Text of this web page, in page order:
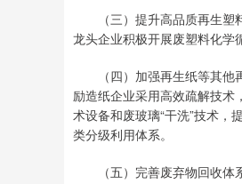
（三）提升高品质再生塑料
龙头企业积极开展废塑料化学
（四）加强再生纸等其他再
励造纸企业采用高效疏解技
术设备和废玻璃“干洗”技术，
类分级利用体系。
（五）完善废弃物回收体系